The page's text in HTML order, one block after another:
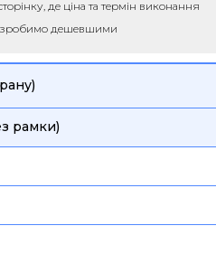
де ціна та термін виконання
зробимо дешевшими
рамки)